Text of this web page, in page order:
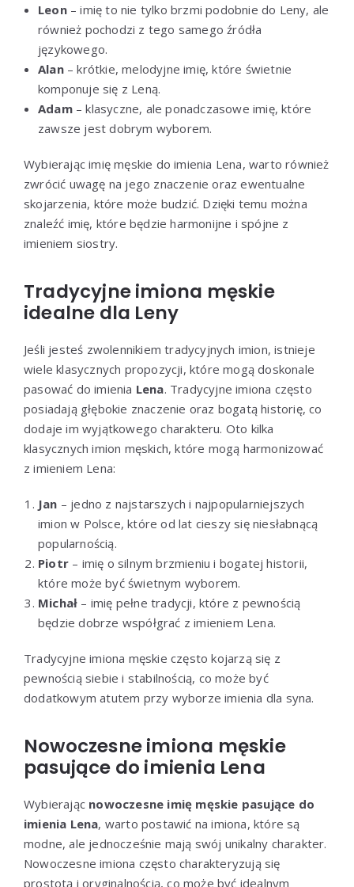
Leon– imię to nie tylko brzmi podobnie do Leny, ale
również pochodzi z tego samego źródła
językowego.
Alan– krótkie, melodyjne imię, które świetnie
komponuje się z Leną.
Adam– klasyczne, ale ponadczasowe imię, które
zawsze jest dobrym wyborem.
Wybierając imię męskie do imienia Lena, warto również
zwrócić uwagę na jego znaczenie oraz ewentualne
skojarzenia, które może budzić. Dzięki temu można
znaleźć imię, które będzie harmonijne i spójne z
imieniem siostry.
Tradycyjne imiona męskie
idealne dla Leny
Jeśli jesteś zwolennikiem tradycyjnych imion, istnieje
wiele klasycznych propozycji, które mogą doskonale
pasować do imienia Lena. Tradycyjne imiona często
posiadają głębokie znaczenie oraz bogatą historię, co
dodaje im wyjątkowego charakteru. Oto kilka
klasycznych imion męskich, które mogą harmonizować
z imieniem Lena:
Jan – jedno z najstarszych i najpopularniejszych
imion w Polsce, które od lat cieszy się niesłabnącą
popularnością.
Piotr – imię o silnym brzmieniu i bogatej historii,
które może być świetnym wyborem.
Michał – imię pełne tradycji, które z pewnością
będzie dobrze współgrać z imieniem Lena.
Tradycyjne imiona męskie często kojarzą się z
pewnością siebie i stabilnością, co może być
dodatkowym atutem przy wyborze imienia dla syna.
Nowoczesne imiona męskie
pasujące do imienia Lena
Wybierając nowoczesne imię męskie pasujące do
imienia Lena, warto postawić na imiona, które są
modne, ale jednocześnie mają swój unikalny charakter.
Nowoczesne imiona często charakteryzują się
prostotą i oryginalnością, co może być idealnym